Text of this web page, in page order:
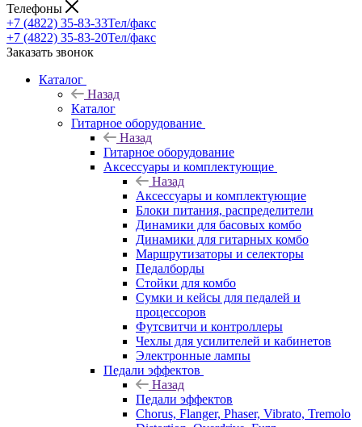
Телефоны
+7 (4822) 35-83-33Тел/факс
+7 (4822) 35-83-20Тел/факс
Заказать звонок
Каталог
Назад
Каталог
Гитарное оборудование
Назад
Гитарное оборудование
Аксессуары и комплектующие
Назад
Аксессуары и комплектующие
Блоки питания, распределители
Динамики для басовых комбо
Динамики для гитарных комбо
Маршрутизаторы и селекторы
Педалборды
Стойки для комбо
Сумки и кейсы для педалей и
процессоров
Футсвитчи и контроллеры
Чехлы для усилителей и кабинетов
Электронные лампы
Педали эффектов
Назад
Педали эффектов
Chorus, Flanger, Phaser, Vibrato, Tremolo